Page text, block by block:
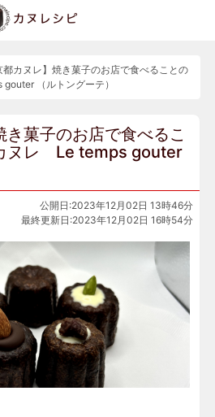
都カヌレ】焼き菓子のお店で食べることの
（ルトングーテ）
き菓子のお店で食べるこ
ヌレ Le temps gouter
公開日:2023年12月02日 13時46分
最終更新日:2023年12月02日 16時54分